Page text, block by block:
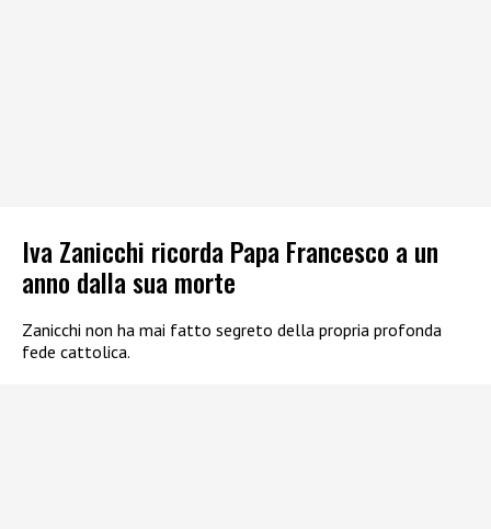
Iva Zanicchi ricorda Papa Francesco a un
anno dalla sua morte
Zanicchi non ha mai fatto segreto della propria profonda
fede cattolica.